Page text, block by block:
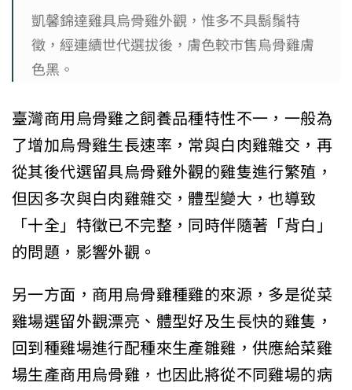
凱馨錦達雞具烏骨雞外觀，惟多不具鬍鬚特
徵，經連續世代選拔後，膚色較市售烏骨雞膚
色黑。
臺灣商用烏骨雞之飼養品種特性不一，一般為
了增加烏骨雞生長速率，常與白肉雞雜交，再
從其後代選留具烏骨雞外觀的雞隻進行繁殖，
但因多次與白肉雞雜交，體型變大，也導致
「十全」特徵已不完整，同時伴隨著「背白」
的問題，影響外觀。
另一方面，商用烏骨雞種雞的來源，多是從菜
雞場選留外觀漂亮、體型好及生長快的雞隻，
回到種雞場進行配種來生產雛雞，供應給菜雞
場生產商用烏骨雞，也因此將從不同雞場的病